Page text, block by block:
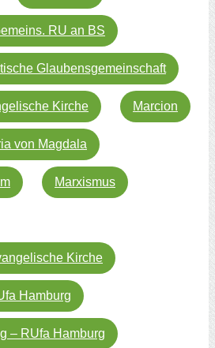
RU an BS
Glaubensgemeinschaft
Kirche Marcion
von Magdala
Marxismus
Kirche
Hamburg
– RUfa Hamburg